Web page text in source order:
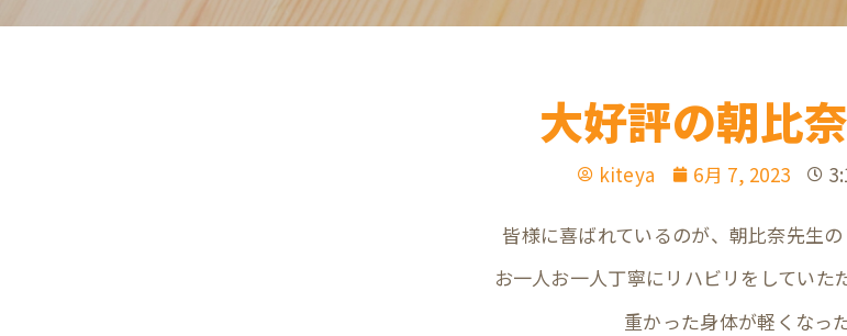
大好評の朝比
kiteya 6月 7, 2023
皆様に喜ばれているのが、朝比奈先生の
お一人お一人丁寧にリハビリをしていた
重かった身体が軽くなっ